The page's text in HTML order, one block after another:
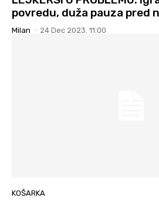
povredu, duža pauza pred
Milan - 24 Dec 2023. 11:00
KOŠARKA